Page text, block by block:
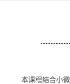
本课程结合小